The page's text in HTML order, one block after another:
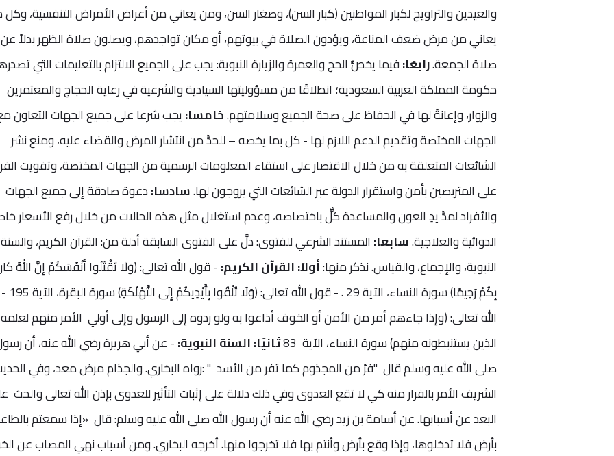
والعيدين والتراويح لكبار المواطنين (كبار السن)، وصغار السن، ومن يعاني من أعراض الأمراض التنفسية،
يعاني من مرض ضعف المناعة، ويؤدون الصلاة في بيوتهم، أو مكان تواجدهم، ويصلون صلاة الظهر بدلاً عن
صلاة الجمعة.رابعًا:فيما يخصُّ الحج والعمرة والزيارة النبوية: يجب على الجميع الالتزام بالتعليمات التي
حكومة المملكة العربية السعودية؛ انطلاقًا من مسؤوليتها السيادية والشرعية في رعاية الحجاج والمعتمرين
والزوار، وإعانةً لها في الحفاظ على صحة الجميع وسلامتهم.خامسا:يجب شرعا على جميع الجهات التعاون
الجهات المختصة وتقديم الدعم اللازم لها - كل بما يخصه – للحدِّ من انتشار المرض والقضاء عليه، ومنع نشر
الشائعات المتعلقة به من خلال الاقتصار على استقاء المعلومات الرسمية من الجهات المختصة، وتفويت
على المتربصين بأمن واستقرار الدولة عبر الشائعات التي يروجون لها.سادسا:دعوة صادقة إلى جميع الجهات
والأفراد لمدِّ يدِ العون والمساعدة كلٌّ باختصاصه، وعدم استغلال مثل هذه الحالات من خلال رفع الأسعار
الدوائية والعلاجية.سابعا: المستند الشرعي للفتوى: دلَّ على الفتوى السابقة أدلة من: القرآن الكريم، والسنة
النبوية، والإجماع، والقياس. نذكر منها:أولاً: القرآن الكريم:- قول الله تعالى: (وَلَا تَقْتُلُوا أَنْفُسَكُمْ إِنَّ اللهَّ
بِكُمْ رَحِيمًا)
الله تعالى: (وإذا جاءهم أمر من الأمن أو الخوف أذاعوا به ولو ردوه إلى الرسول وإلى أولي الأمر منهم لعلمه
الذين يستنبطونه منهم) سورة النساء، الآية 83
ثانيًا: السنة النبوية:- عن أبي هريرة رضي الله عنه، أن
صلى الله عليه وسلم قال "فرّ من المجذوم كما تفر من الأسد " :رواه البخاري. والجذام مرض معد، وفي
الشريف الأمر بالفرار منه كي لا تقع العدوى وفي ذلك دلالة على إثبات التأثير للعدوى بإذن الله تعالى والحث
البعد عن أسبابها. عن أسامة بن زيد رضي الله عنه أن رسول الله صلى الله عليه وسلم: قال «إذا سمعتم
بأرض فلا تدخلوها، وإذا وقع بأرض وأنتم بها فلا تخرجوا منها. أخرجه البخاري. ومن أسباب نهي المصاب عن